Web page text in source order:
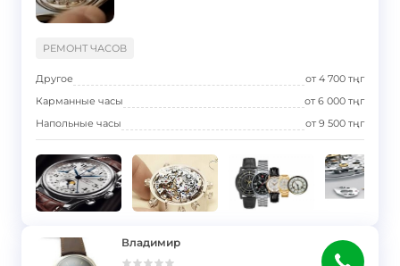
РЕМОНТ ЧАСОВ
Другое от4 700 тңг
Карманные часы
от6 000 тңг
Напольные часы
от9 500 тңг
Владимир